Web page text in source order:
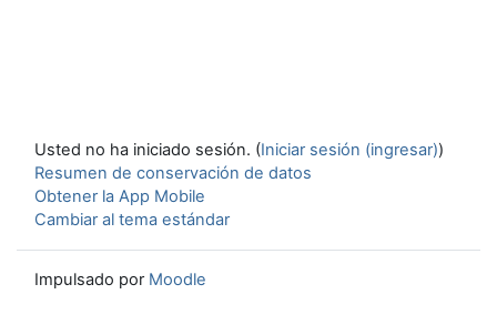
Usted no ha iniciado sesión. (Iniciar sesión (ingresar))
Resumen de conservación de datos
Obtener la App Mobile
Cambiar al tema estándar
Impulsado por Moodle